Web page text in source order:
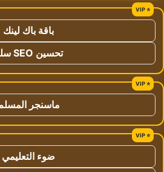
باقة باك لينك
تحسين SEO سلة
ماسنجر
ضوء التعليمي